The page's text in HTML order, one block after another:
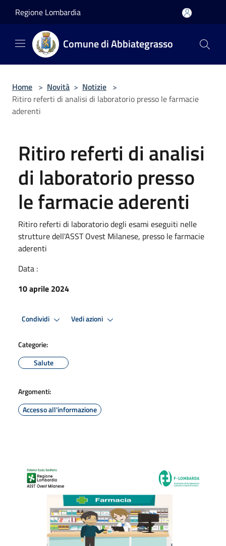
Regione Lombardia
Comune di Abbiategrasso
Home > Novità > Notizie >
Ritiro referti di analisi di laboratorio presso le farmacie
aderenti
Ritiro referti di analisi
di laboratorio presso
le farmacie aderenti
Ritiro referti di laboratorio degli esami eseguiti nelle
strutture dell'ASST Ovest Milanese, presso le farmacie
aderenti
Data :
10 aprile 2024
Condividi Vedi azioni
Categorie:
Salute
Argomenti:
Accesso all'informazione